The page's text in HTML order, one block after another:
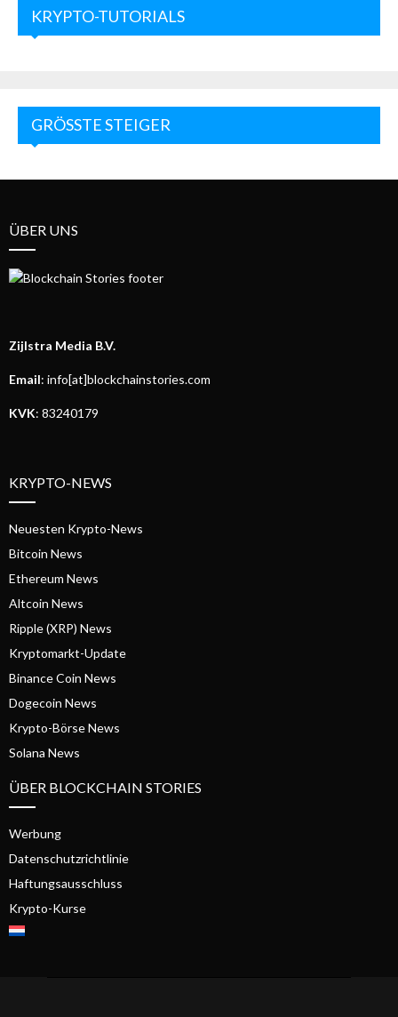
KRYPTO-TUTORIALS
GRÖSSTE STEIGER
ÜBER UNS
Zijlstra Media B.V.
Email: info[at]blockchainstories.com
KVK: 83240179
KRYPTO-NEWS
Neuesten Krypto-News
Bitcoin News
Ethereum News
Altcoin News
Ripple (XRP) News
Kryptomarkt-Update
Binance Coin News
Dogecoin News
Krypto-Börse News
Solana News
ÜBER BLOCKCHAIN STORIES
Werbung
Datenschutzrichtlinie
Haftungsausschluss
Krypto-Kurse